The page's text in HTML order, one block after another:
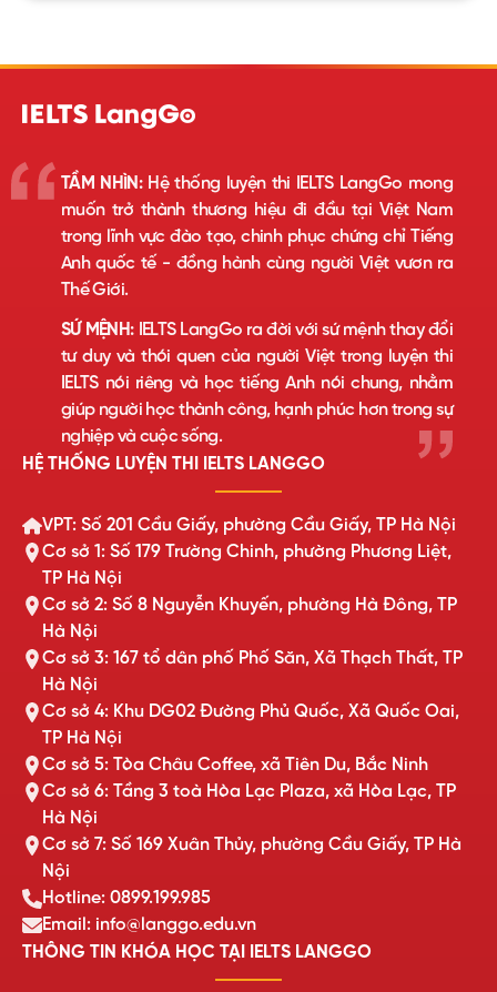
TẦM NHÌN:Hệ thống luyện thi IELTS LangGo mong
muốn trở thành thương hiệu đi đầu tại Việt Nam
trong lĩnh vực đào tạo, chinh phục chứng chỉ Tiếng
Anh quốc tế - đồng hành cùng người Việt vươn ra
Thế Giới.
SỨ MỆNH:IELTS LangGo ra đời với sứ mệnh thay đổi
tư duy và thói quen của người Việt trong luyện thi
IELTS nói riêng và học tiếng Anh nói chung, nhằm
giúp người học thành công, hạnh phúc hơn trong sự
nghiệp và cuộc sống.
HỆ THỐNG LUYỆN THI IELTS LANGGO
VPT: Số 201 Cầu Giấy, phường Cầu Giấy, TP Hà Nội
Cơ sở 1: Số 179 Trường Chinh, phường Phương Liệt,
TP Hà Nội
Cơ sở 2: Số 8 Nguyễn Khuyến, phường Hà Đông, TP
Hà Nội
Cơ sở 3: 167 tổ dân phố Phố Săn, Xã Thạch Thất, TP
Hà Nội
Cơ sở 4: Khu DG02 Đường Phủ Quốc, Xã Quốc Oai,
TP Hà Nội
Cơ sở 5: Tòa Châu Coffee, xã Tiên Du, Bắc Ninh
Cơ sở 6: Tầng 3 toà Hòa Lạc Plaza, xã Hòa Lạc, TP
Hà Nội
Cơ sở 7: Số 169 Xuân Thủy, phường Cầu Giấy, TP Hà
Nội
Hotline: 0899.199.985
Email: info@langgo.edu.vn
THÔNG TIN KHÓA HỌC TẠI IELTS LANGGO